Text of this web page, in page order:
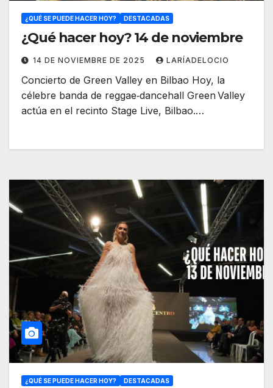
¿QUÉ SE PUEDE HACER HOY? DESTACADAS
¿Qué hacer hoy? 14 de noviembre
14 DE NOVIEMBRE DE 2025 LARÍADELOCIO
Concierto de Green Valley en Bilbao Hoy, la
célebre banda de reggae‑dancehall Green Valley
actúa en el recinto Stage Live, Bilbao.…
¿QUÉ SE PUEDE HACER HOY? DESTACADAS